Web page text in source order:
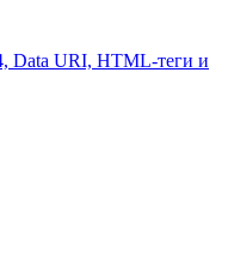
Data URI, HTML-теги и